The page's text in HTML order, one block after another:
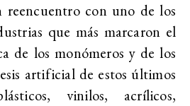
reencuentro con uno de los
que más marcaron el
de los monómeros y de los
artificial de estos últimos
vinilos, acrílicos,